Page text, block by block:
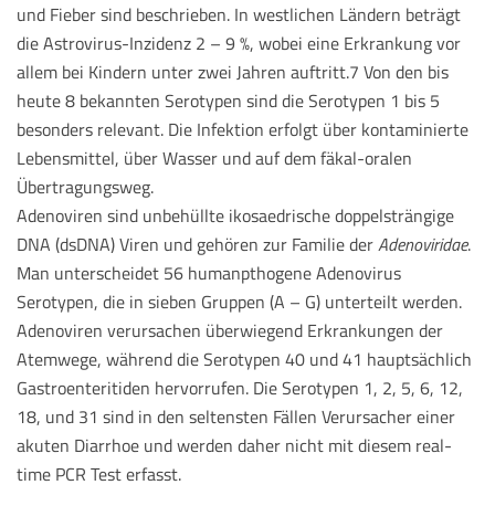
und Fieber sind beschrieben. In westlichen Ländern beträgt
die Astrovirus-Inzidenz 2 – 9 %, wobei eine Erkrankung vor
allem bei Kindern unter zwei Jahren auftritt.7 Von den bis
heute 8 bekannten Serotypen sind die Serotypen 1 bis 5
besonders relevant. Die Infektion erfolgt über kontaminierte
Lebensmittel, über Wasser und auf dem fäkal-oralen
Übertragungsweg.
Adenoviren sind unbehüllte ikosaedrische doppelsträngige
DNA (dsDNA) Viren und gehören zur Familie derAdenoviridae.
Man unterscheidet 56 humanpthogene Adenovirus
Serotypen, die in sieben Gruppen (A – G) unterteilt werden.
Adenoviren verursachen überwiegend Erkrankungen der
Atemwege, während die Serotypen 40 und 41 hauptsächlich
Gastroenteritiden hervorrufen. Die Serotypen 1, 2, 5, 6, 12,
18, und 31 sind in den seltensten Fällen Verursacher einer
akuten Diarrhoe und werden daher nicht mit diesem real-
time PCR Test erfasst.